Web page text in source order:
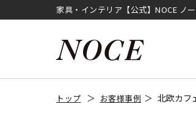
家具・インテリア【公式】NOCE ノ
トップ お客様事例 北欧カフ